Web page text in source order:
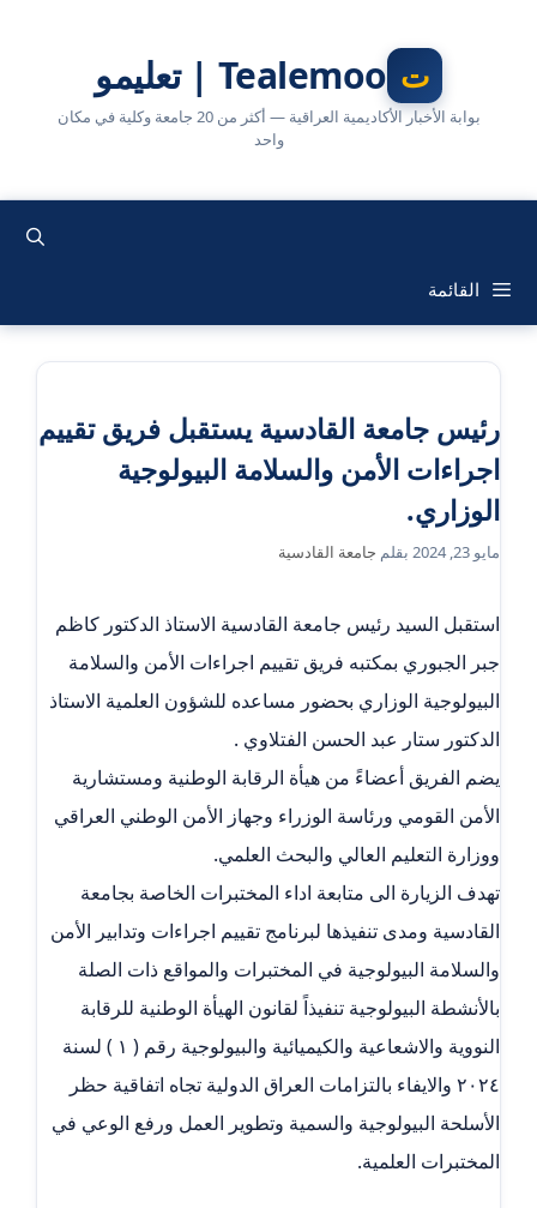
Tealemoo | تعليمو
بوابة الأخبار الأكاديمية العراقية — أكثر من 20 جامعة وكلية في مكان
واحد
القائمة
رئيس جامعة القادسية يستقبل فريق تقييم
اجراءات الأمن والسلامة البيولوجية
الوزاري.
مايو 23, 2024 بقلم جامعة القادسية
استقبل السيد رئيس جامعة القادسية الاستاذ الدكتور كاظم
جبر الجبوري بمكتبه فريق تقييم اجراءات الأمن والسلامة
البيولوجية الوزاري بحضور مساعده للشؤون العلمية الاستاذ
الدكتور ستار عبد الحسن الفتلاوي .
يضم الفريق أعضاءً من هيأة الرقابة الوطنية ومستشارية
الأمن القومي ورئاسة الوزراء وجهاز الأمن الوطني العراقي
ووزارة التعليم العالي والبحث العلمي.
تهدف الزيارة الى متابعة اداء المختبرات الخاصة بجامعة
القادسية ومدى تنفيذها لبرنامج تقييم اجراءات وتدابير الأمن
والسلامة البيولوجية في المختبرات والمواقع ذات الصلة
بالأنشطة البيولوجية تنفيذاً لقانون الهيأة الوطنية للرقابة
النووية والاشعاعية والكيميائية والبيولوجية رقم ( ١ ) لسنة
٢٠٢٤ والايفاء بالتزامات العراق الدولية تجاه اتفاقية حظر
الأسلحة البيولوجية والسمية وتطوير العمل ورفع الوعي في
المختبرات العلمية.